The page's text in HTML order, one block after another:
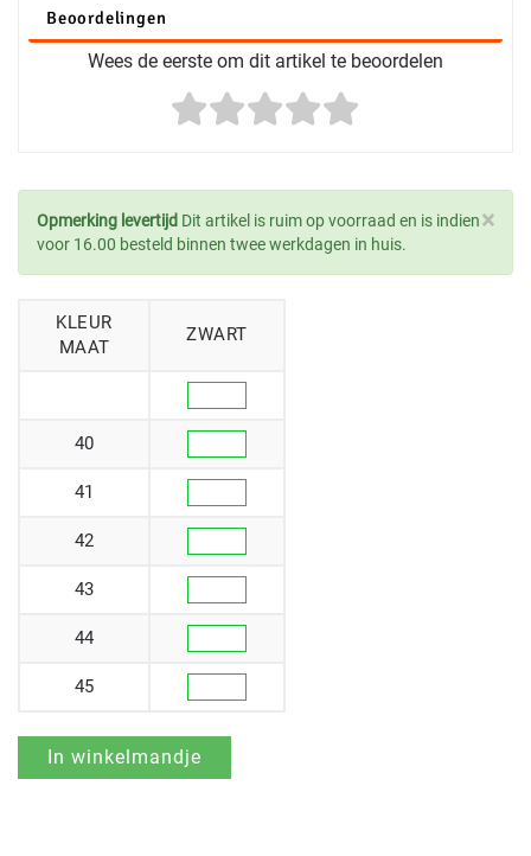
Beoordelingen
Wees de eerste om dit artikel te beoordelen
×
Opmerking levertijd Dit artikel is ruim op voorraad en is indien
voor 16.00 besteld binnen twee werkdagen in huis.
KLEUR
MAAT
ZWART
40
41
42
43
44
45